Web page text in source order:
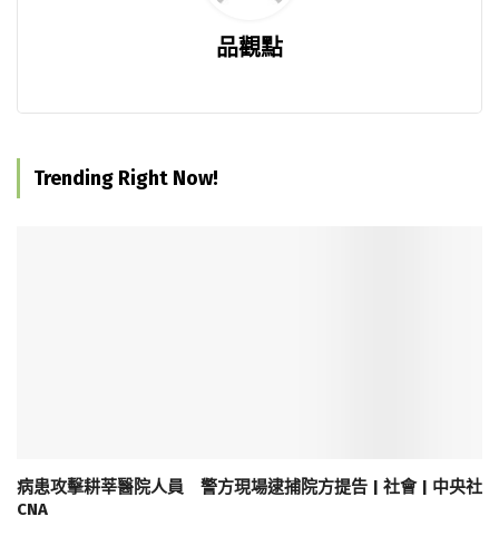
品觀點
Trending Right Now!
病患攻擊耕莘醫院人員 警方現場逮捕院方提告 | 社會 | 中央社
CNA